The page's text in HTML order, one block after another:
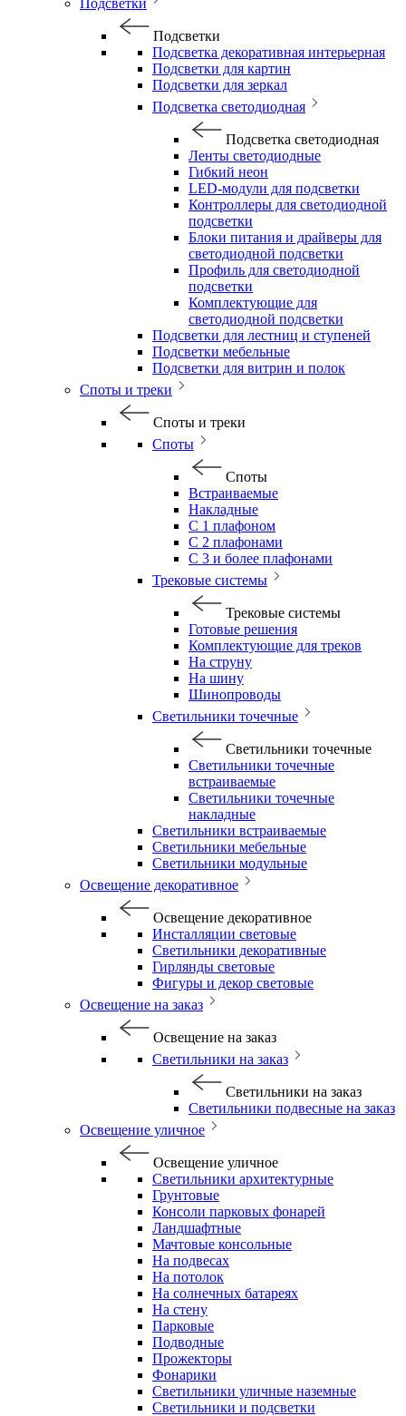
Подсветки
Подсветки
Подсветка декоративная интерьерная
Подсветки для картин
Подсветки для зеркал
Подсветка светодиодная
Подсветка светодиодная
Ленты светодиодные
Гибкий неон
LED-модули для подсветки
Контроллеры для светодиодной
подсветки
Блоки питания и драйверы для
светодиодной подсветки
Профиль для светодиодной
подсветки
Комплектующие для
светодиодной подсветки
Подсветки для лестниц и ступеней
Подсветки мебельные
Подсветки для витрин и полок
Споты и треки
Споты и треки
Споты
Споты
Встраиваемые
Накладные
С 1 плафоном
С 2 плафонами
С 3 и более плафонами
Трековые системы
Трековые системы
Готовые решения
Комплектующие для треков
На струну
На шину
Шинопроводы
Светильники точечные
Светильники точечные
Светильники точечные
встраиваемые
Светильники точечные
накладные
Светильники встраиваемые
Светильники мебельные
Светильники модульные
Освещение декоративное
Освещение декоративное
Инсталляции световые
Светильники декоративные
Гирлянды световые
Фигуры и декор световые
Освещение на заказ
Освещение на заказ
Светильники на заказ
Светильники на заказ
Светильники подвесные на заказ
Освещение уличное
Освещение уличное
Светильники архитектурные
Грунтовые
Консоли парковых фонарей
Ландшафтные
Мачтовые консольные
На подвесах
На потолок
На солнечных батареях
На стену
Парковые
Подводные
Прожекторы
Фонарики
Светильники уличные наземные
Светильники и подсветки